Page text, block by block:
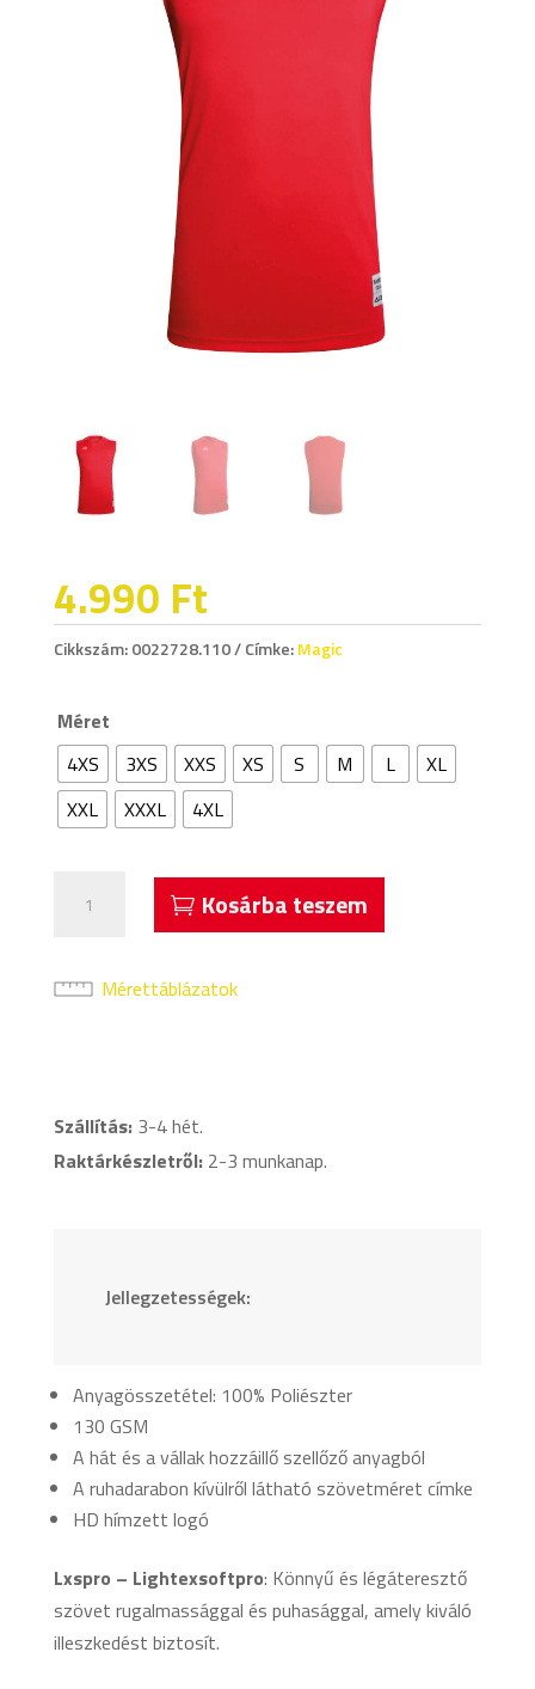
4.990 Ft
Cikkszám:0022728.110 Címke:Magic
Méret
4XS
3XS XXS XS S M L
XL
XXL
XXXL 4XL
Magic
Kosárlabda
Kosárba teszem
Mérettáblázatok
Szállítás:3-4 hét.
Raktárkészletről:2-3 munkanap.
Jellegzetességek:
Anyagösszetétel: 100% Poliészter
130 GSM
A hát és a vállak hozzáillő szellőző anyagból
A ruhadarabon kívülről látható szövetméret címke
HD hímzett logó
Lxspro – Lightexsoftpro: Könnyű és légáteresztő
szövet rugalmassággal és puhasággal, amely kiváló
illeszkedést biztosít.